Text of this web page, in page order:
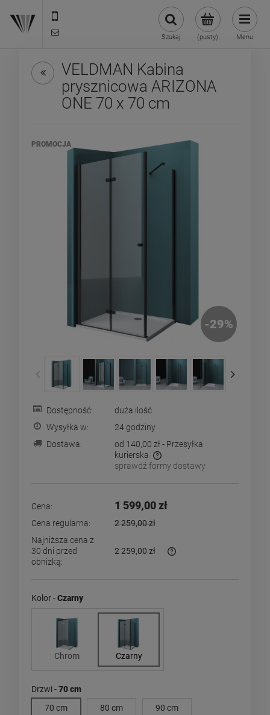
(pusty)
Szukaj Menu
VELDMAN Kabina
prysznicowa ARIZONA
ONE 70 x 70 cm
PROMOCJA
-29%
Dostępność:
duża ilość
Wysyłka w:
24 godziny
Dostawa:
od 140,00 zł - Przesyłka
kurierska
Cena nie zawiera ewentualnych kosztów płatności
sprawdź formy dostawy
Cena: 1 599,00 zł
Cena regularna:
2 259,00 zł
Najniższa cena z
30 dni przed
obniżką:
2 259,00 zł
Kolor -Czarny
Chrom Czarny
Drzwi -70 cm
70 cm
80 cm 90 cm